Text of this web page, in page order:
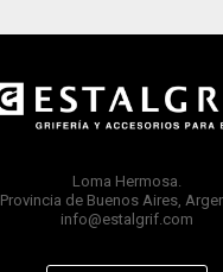
Loma Hermosa.
Provincia de Buenos Aires,
info@estalgrif.com